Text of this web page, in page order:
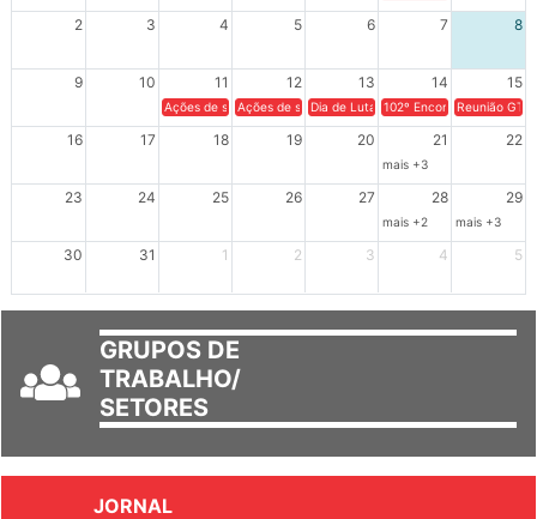
2 3 4 5 6 7 8
9 10 11 12 13 14 15
Ações de solidariedade a Cuba no Rio Grande do Sul - 100
Ações de solidariedade a Cuba no Rio Grande do
Dia de Luta em Defesa de Cuba e da
102º Encontro da
Reunião
16 17 18 19 20 21 22
mais +3
23 24 25 26 27 28 29
mais +2 mais +3
30 31 1 2 3 4 5
GRUPOS DE
TRABALHO/
SETORES
JORNAL